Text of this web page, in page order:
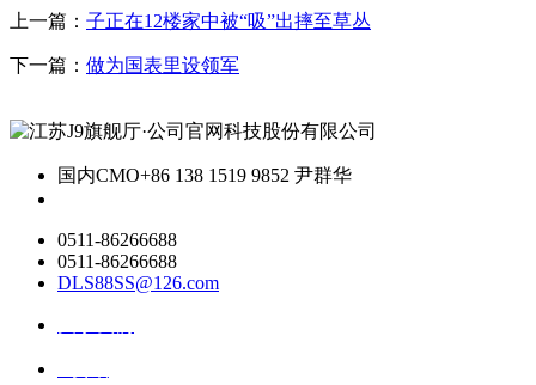
上一篇： 子正在12楼家中被“吸”出摔至草丛
下一篇： 做为国表里设领军
国内CMO+86 138 1519 9852 尹群华
0511-86266688
0511-86266688
DLS88SS@126.com